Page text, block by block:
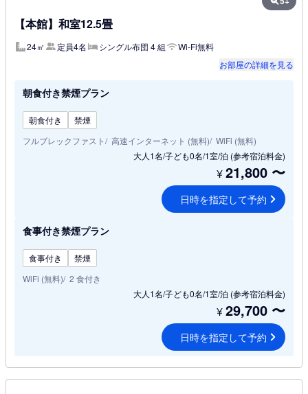
【本館】和室12.5畳
24㎡ 定員4名 シングル布団 4 組
Wi-Fi無料
お部屋の詳細を見る
朝食付き禁煙プラン
朝食付き
禁煙
フルブレックファスト
高速インターネット (無料) WiFi (無料)
大人1名/子ども0名/1室/泊 (参考宿泊料金)
¥21,800 〜
日時を指定して予約
食事付き禁煙プラン
食事付き
禁煙
WiFi (無料) 2 食付き
大人1名/子ども0名/1室/泊 (参考宿泊料金)
¥29,700 〜
日時を指定して予約